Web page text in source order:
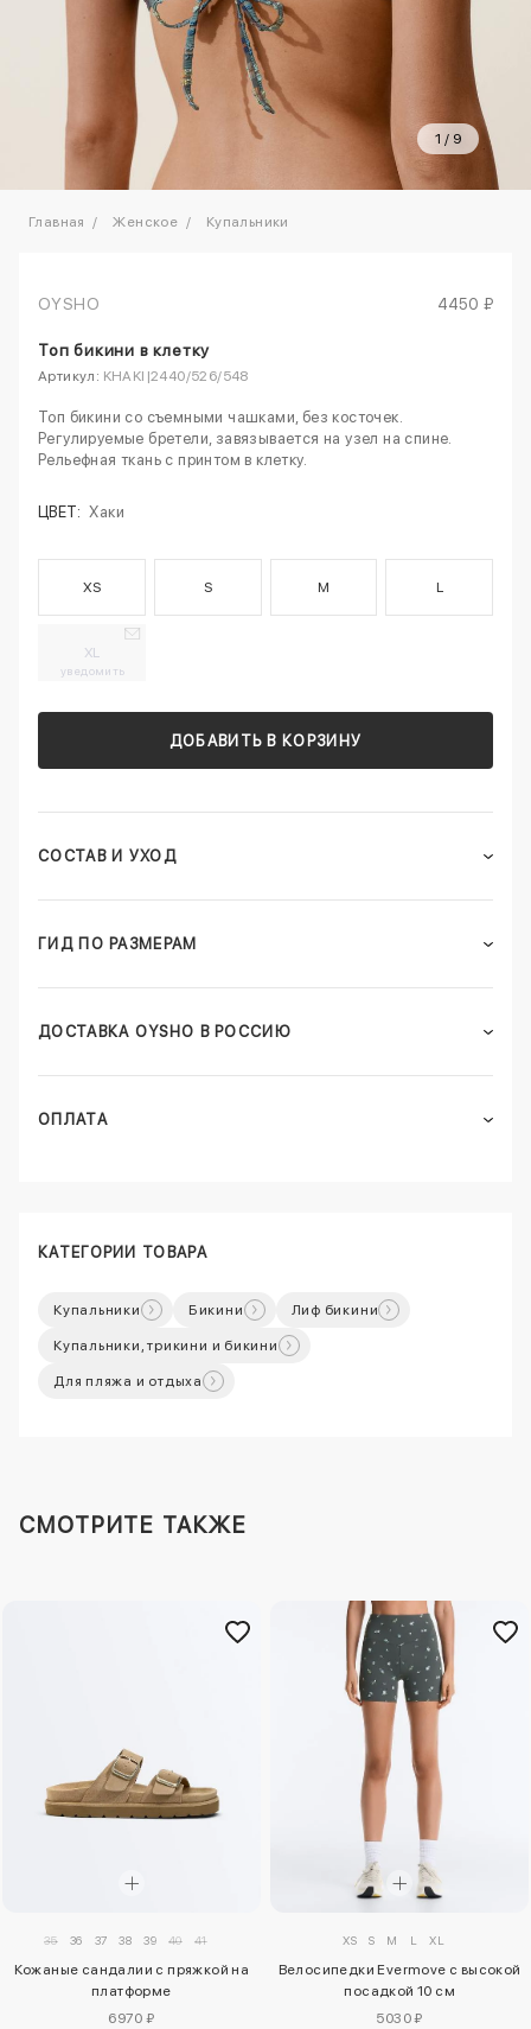
1 / 9
Главная Женское Купальники
OYSHO 4450 ₽
Топ бикини в клетку
Артикул: KHAKI|2440/526/548
Топ бикини со съемными чашками, без косточек.
Регулируемые бретели, завязывается на узел на спине.
Рельефная ткань с принтом в клетку.
ЦВЕТ: Хаки
XS S M L
XL
уведомить
ДОБАВИТЬ В КОРЗИНУ
СОСТАВ И УХОД
ГИД ПО РАЗМЕРАМ
ДОСТАВКА OYSHO В РОССИЮ
ОПЛАТА
КАТЕГОРИИ ТОВАРА
Купальники Бикини Лиф бикини
Купальники, трикини и бикини
Для пляжа и отдыха
СМОТРИТЕ ТАКЖЕ
35 36 37 38 39 40 41
Кожаные сандалии с пряжкой на
платформе
6970 ₽
XS S M L XL
Велосипедки Evermove с высокой
посадкой 10 см
5030 ₽